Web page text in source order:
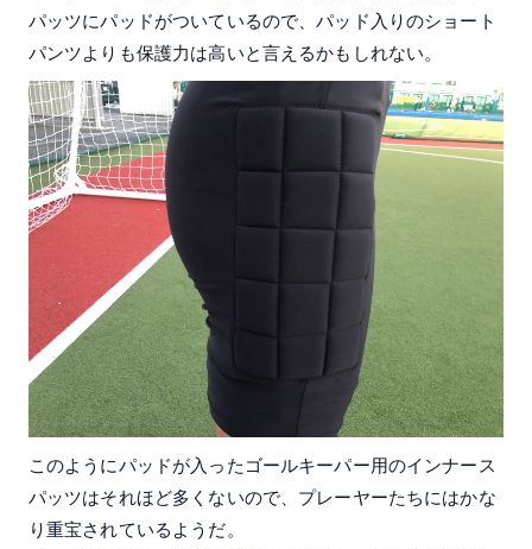
パッツにパッドがついているので、パッド入りのショート
パンツよりも保護力は高いと言えるかもしれない。
このようにパッドが入ったゴールキーパー用のインナース
パッツはそれほど多くないので、プレーヤーたちにはかな
り重宝されているようだ。